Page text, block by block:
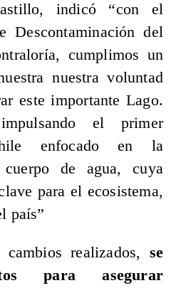
indicó “con el
Descontaminación del
cumplimos un
nuestra voluntad
este importante Lago.
el primer
enfocado en la
de agua, cuya
para el ecosistema,
país”
realizados, se
para asegurar